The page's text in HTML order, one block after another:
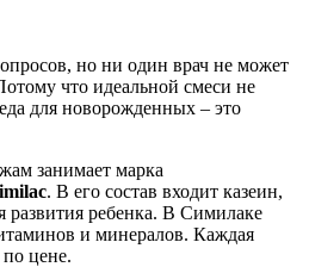
но ни один врач не может
что идеальной смеси не
для новорожденных – это
занимает марка
. В его состав входит казеин,
развития ребенка. В Симилаке
и минералов. Каждая
по цене.